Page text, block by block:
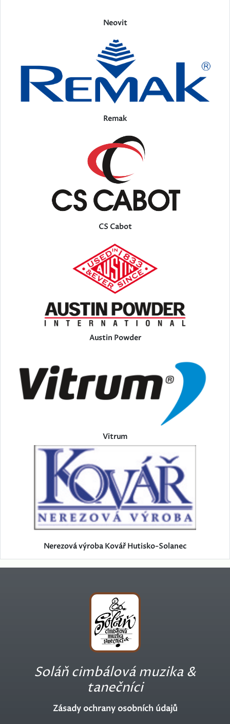
Neovit
Remak
CS Cabot
Austin Powder
Vitrum
Nerezová výroba Kovář Hutisko-Solanec
Soláň cimbálová muzika &
tanečníci
Zásady ochrany osobních údajů